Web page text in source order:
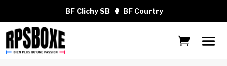
BF Clichy SB 🥊 BF Courtry